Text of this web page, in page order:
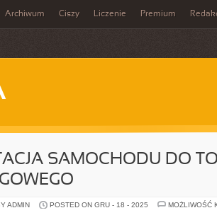
Archiwum Ciszy Liczenie Premium
SAMOCHODU DO
ADMIN POSTED ON GRU - 18 - 2025
MOŻLIWOŚĆ